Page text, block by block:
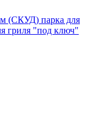
(СКУД) парка для
гриля "под ключ"